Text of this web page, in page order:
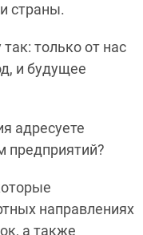
страны.
только от нас
и будущее
адресуете
предприятий?
направлениях
а также